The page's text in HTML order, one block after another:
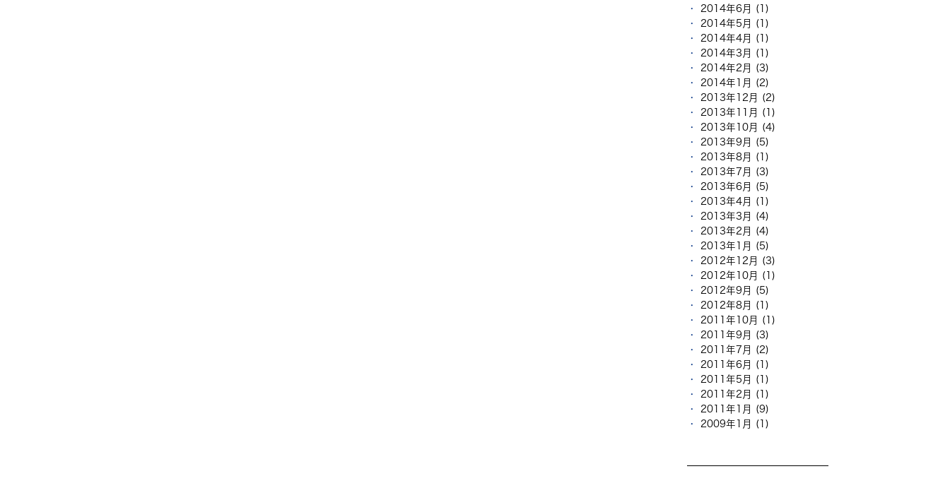
2014年6月 (1)
2014年5月 (1)
2014年4月 (1)
2014年3月 (1)
2014年2月 (3)
2014年1月 (2)
2013年12月 (2)
2013年11月 (1)
2013年10月 (4)
2013年9月 (5)
2013年8月 (1)
2013年7月 (3)
2013年6月 (5)
2013年4月 (1)
2013年3月 (4)
2013年2月 (4)
2013年1月 (5)
2012年12月 (3)
2012年10月 (1)
2012年9月 (5)
2012年8月 (1)
2011年10月 (1)
2011年9月 (3)
2011年7月 (2)
2011年6月 (1)
2011年5月 (1)
2011年2月 (1)
2011年1月 (9)
2009年1月 (1)